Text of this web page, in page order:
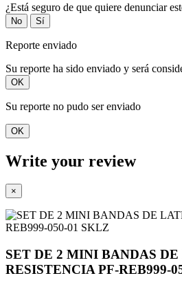
¿Está seguro de que quiere denunciar
No Sí
Reporte enviado
Su reporte ha sido enviado y será
OK
Su reporte no pudo ser enviado
OK
Write your review
×
SET DE 2 MINI BANDAS
RESISTENCIA PF-REB999-